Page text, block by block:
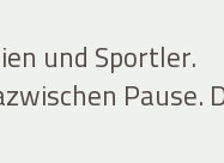
und Sportler.
Pause.